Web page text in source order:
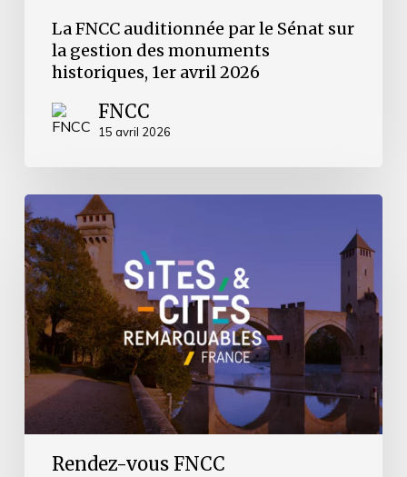
La FNCC auditionnée par le Sénat sur
la gestion des monuments
historiques, 1er avril 2026
FNCC
15 avril 2026
Rendez-vous FNCC
Rencontre
entre
les
présidents
de
la
FNCC
et
de
Sites
et
cités
remarquables
de
France,